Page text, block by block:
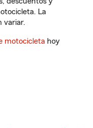
La
variar.
motocicleta hoy